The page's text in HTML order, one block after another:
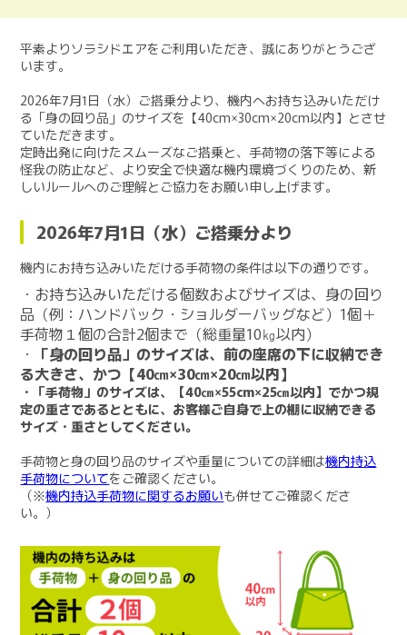
平素よりソラシドエアをご利用いただき、誠にありがとうござ
います。
2026年7月1日（水）ご搭乗分より、機内へお持ち込みいただけ
る「身の回り品」のサイズを【40cm×30cm×20cm以内】とさせ
ていただきます。
定時出発に向けたスムーズなご搭乗と、手荷物の落下等による
怪我の防止など、より安全で快適な機内環境づくりのため、新
しいルールへのご理解とご協力をお願い申し上げます。
2026年7月1日（水）ご搭乗分より
機内にお持ち込みいただける手荷物の条件は以下の通りです。
・お持ち込みいただける個数およびサイズは、身の回り
品（例：ハンドバック・ショルダーバッグなど）1個＋
手荷物１個の合計2個まで（総重量10㎏以内）
・
「身の回り品」のサイズは、前の座席の下に収納でき
る大きさ、かつ【40㎝×30㎝×20㎝以内】
・「手荷物」のサイズは、【40㎝×55cm×25㎝以内】でかつ規
定の重さであるとともに、お客様ご自身で上の棚に収納できる
サイズ・重さとしてください。
手荷物と身の回り品のサイズや重量についての詳細は機内持込
手荷物についてをご確認ください。
（※機内持込手荷物に関するお願いも併せてご確認くださ
い。）